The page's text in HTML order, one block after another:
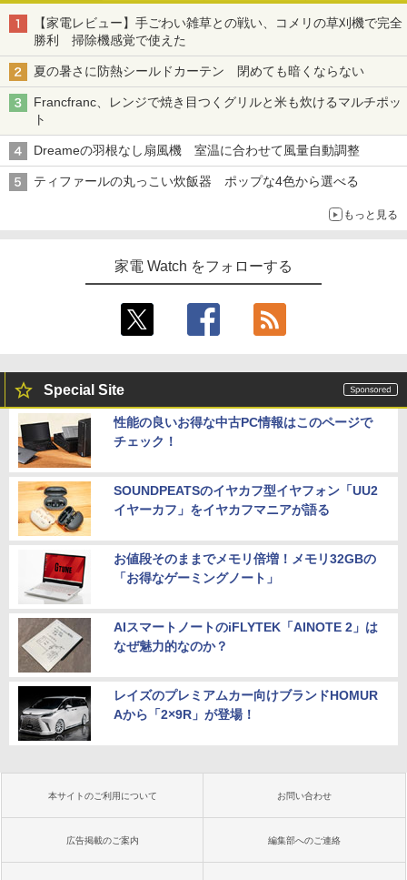
【家電レビュー】手ごわい雑草との戦い、コメリの草刈機で完全
勝利 掃除機感覚で使えた
夏の暑さに防熱シールドカーテン 閉めても暗くならない
Francfranc、レンジで焼き目つくグリルと米も炊けるマルチポッ
ト
Dreameの羽根なし扇風機 室温に合わせて風量自動調整
ティファールの丸っこい炊飯器 ポップな4色から選べる
もっと見る
家電 Watch をフォローする
Special Site
性能の良いお得な中古PC情報はこのページで
チェック！
SOUNDPEATSのイヤカフ型イヤフォン「UU2
イヤーカフ」をイヤカフマニアが語る
お値段そのままでメモリ倍増！メモリ32GBの
「お得なゲーミングノート」
AIスマートノートのiFLYTEK「AINOTE 2」は
なぜ魅力的なのか？
レイズのプレミアムカー向けブランドHOMUR
Aから「2×9R」が登場！
本サイトのご利用について お問い合わせ
広告掲載のご案内 編集部へのご連絡